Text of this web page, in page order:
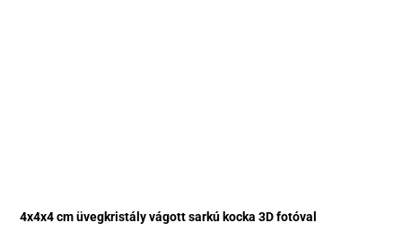
4x4x4 cm üvegkristály vágott sarkú kocka 3D fotóval